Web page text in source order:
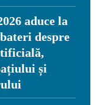
aduce la
despre
și